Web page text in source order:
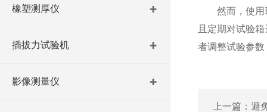
橡塑测厚仪
插拔力试验机
影像测量仪
然而，使用玻
且定期对试验
者调整试验参
上一篇： 避